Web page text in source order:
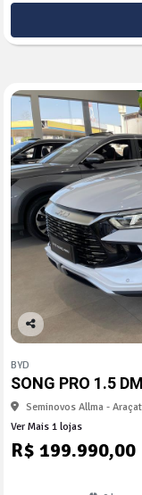
Co
arti
lhe
BYD
SONG PRO 1.5
Seminovos Allma -
Ver Mais 1 lojas
R$ 199.990,00